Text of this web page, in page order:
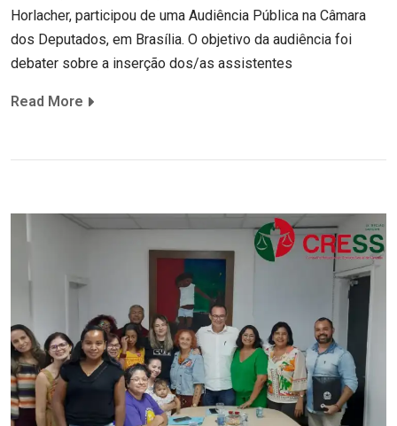
Horlacher, participou de uma Audiência Pública na Câmara
dos Deputados, em Brasília. O objetivo da audiência foi
debater sobre a inserção dos/as assistentes
Read More